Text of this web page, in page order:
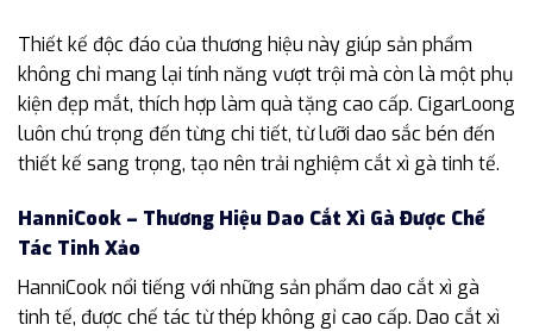
Thiết kế độc đáo của thương hiệu này giúp sản phẩm
không chỉ mang lại tính năng vượt trội mà còn là một phụ
kiện đẹp mắt, thích hợp làm quà tặng cao cấp. CigarLoong
luôn chú trọng đến từng chi tiết, từ lưỡi dao sắc bén đến
thiết kế sang trọng, tạo nên trải nghiệm cắt xì gà tinh tế.
HanniCook – Thương Hiệu Dao Cắt Xì Gà Được Chế
Tác Tinh Xảo
HanniCook nổi tiếng với những sản phẩm dao cắt xì gà
tinh tế, được chế tác từ thép không gỉ cao cấp. Dao cắt xì